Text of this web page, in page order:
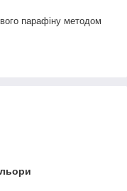
парафіну методом